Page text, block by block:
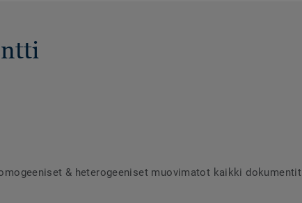
& heterogeeniset muovimatot kaikki dokumentit